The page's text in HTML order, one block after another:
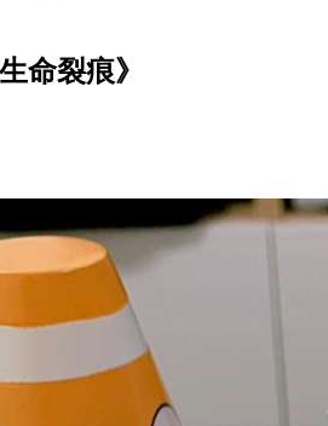
命裂痕》